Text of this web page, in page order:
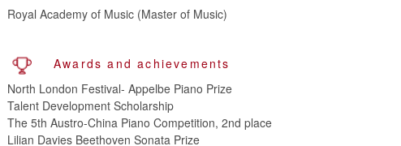
Royal Academy of Music (Master of Music)
Awards and achievements
North London Festival- Appelbe Piano Prize
Talent Development Scholarship
The 5th Austro-China Piano Competition, 2nd place
Lilian Davies Beethoven Sonata Prize